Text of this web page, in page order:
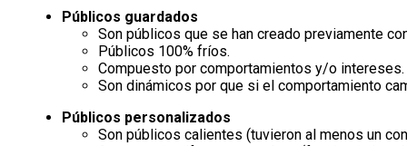
Públicos guardados
Son públicos que se han creado previamente
Públicos 100% fríos.
Compuesto por comportamientos y/o intereses.
Son dinámicos por que si el comportamiento
Públicos personalizados
Son públicos calientes (tuvieron al menos un